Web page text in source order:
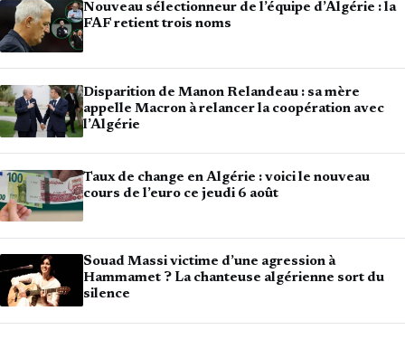
Nouveau sélectionneur de l’équipe d’Algérie : la
FAF retient trois noms
Disparition de Manon Relandeau : sa mère
appelle Macron à relancer la coopération avec
l’Algérie
Taux de change en Algérie : voici le nouveau
cours de l’euro ce jeudi 6 août
Souad Massi victime d’une agression à
Hammamet ? La chanteuse algérienne sort du
silence